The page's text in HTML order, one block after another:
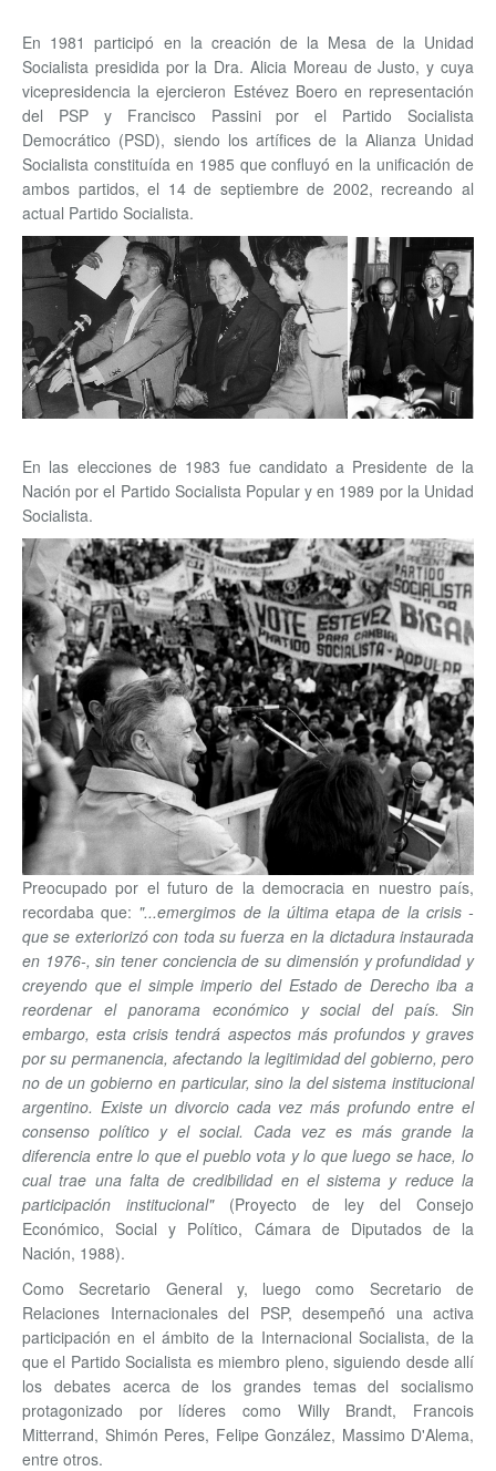
En 1981 participó en la creación de la Mesa de la Unidad
Socialista presidida por la Dra. Alicia Moreau de Justo, y cuya
vicepresidencia la ejercieron Estévez Boero en representación
del PSP y Francisco Passini por el Partido Socialista
Democrático (PSD), siendo los artífices de la Alianza Unidad
Socialista constituída en 1985 que confluyó en la unificación de
ambos partidos, el 14 de septiembre de 2002, recreando al
actual Partido Socialista.
En las elecciones de 1983 fue candidato a Presidente de la
Nación por el Partido Socialista Popular y en 1989 por la Unidad
Socialista.
Preocupado por el futuro de la democracia en nuestro país,
recordaba que: "...emergimos de la última etapa de la crisis -
que se exteriorizó con toda su fuerza en la dictadura instaurada
en 1976-, sin tener conciencia de su dimensión y profundidad y
creyendo que el simple imperio del Estado de Derecho iba a
reordenar el panorama económico y social del país. Sin
embargo, esta crisis tendrá aspectos más profundos y graves
por su permanencia, afectando la legitimidad del gobierno, pero
no de un gobierno en particular, sino la del sistema institucional
argentino. Existe un divorcio cada vez más profundo entre el
consenso político y el social. Cada vez es más grande la
diferencia entre lo que el pueblo vota y lo que luego se hace, lo
cual trae una falta de credibilidad en el sistema y reduce la
participación institucional"(Proyecto de ley del Consejo
Económico, Social y Político, Cámara de Diputados de la
Nación, 1988).
Como Secretario General y, luego como Secretario de
Relaciones Internacionales del PSP, desempeñó una activa
participación en el ámbito de la Internacional Socialista, de la
que el Partido Socialista es miembro pleno, siguiendo desde allí
los debates acerca de los grandes temas del socialismo
protagonizado por líderes como Willy Brandt, Francois
Mitterrand, Shimón Peres, Felipe González, Massimo D'Alema,
entre otros.